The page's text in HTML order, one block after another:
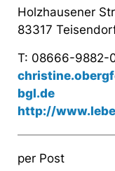
Holzhausener
83317
T: 08666-9882-
bgl.de
http://
per Post